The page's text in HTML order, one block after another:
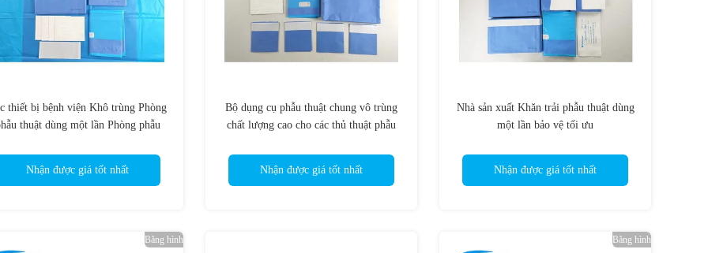
thiết bị bệnh viện Khô trùng Phòng
thuật dùng một lần Phòng phẫu
Nhận được giá tốt nhất
Bộ dụng cụ phẫu thuật chung vô trùng
chất lượng cao cho các thủ thuật phẫu
Nhận được giá tốt nhất
Nhà sản xuất Khăn trải phẫu thuật dùng
một lần bảo vệ tối ưu
Nhận được giá tốt nhất
Băng hình Băng hình